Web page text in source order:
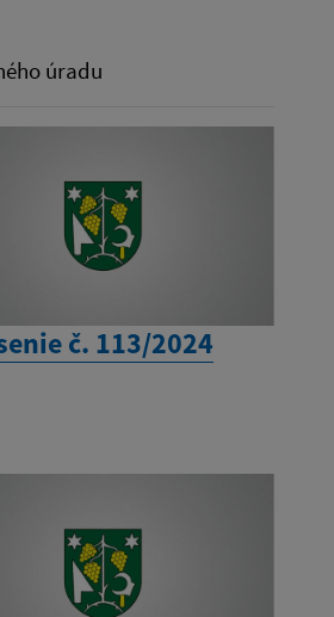
úradu
č. 113/2024